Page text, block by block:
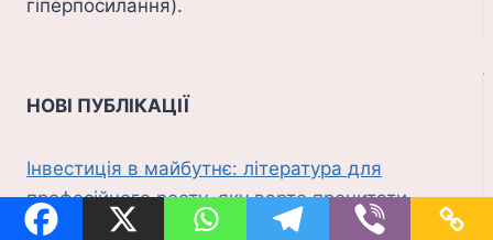
гіперпосилання).
НОВІ ПУБЛІКАЦІЇ
Інвестиція в майбутнє: література для
професійного росту, яку варто прочитати
влітку